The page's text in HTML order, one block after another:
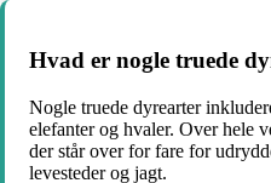
Hvad er nogle truede
Nogle truede dyrearter
elefanter og hvaler. Over hele
der står over for fare for
levesteder og jagt.